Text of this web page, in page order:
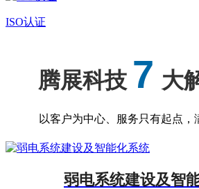
ISO认证
腾展科技 7 大
以客户为中心、服务只有起点，
弱电系统建设及智